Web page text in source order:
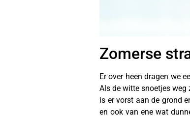
Zomerse
Er over heen dragen we
Als de witte snoetjes weg
is er vorst aan de grond
en ook van ene wat